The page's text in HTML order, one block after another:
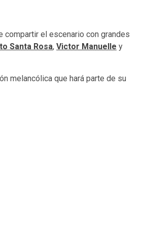
compartir el escenario con grandes
Santa Rosa, Victor Manuelle y
melancólica que hará parte de su